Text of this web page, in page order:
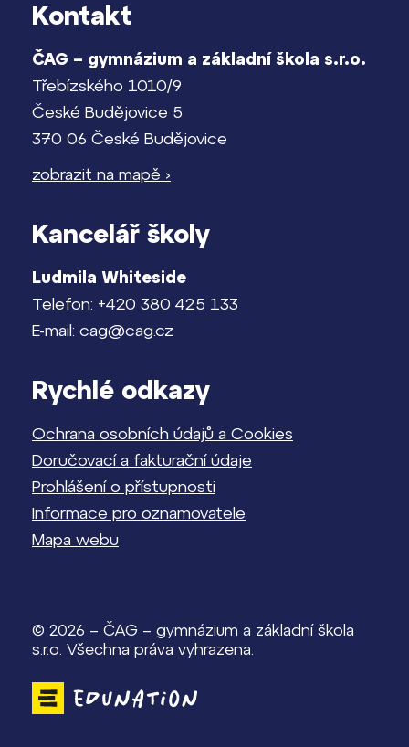
Kontakt
ČAG – gymnázium a základní škola s.r.o.
Třebízského 1010/9
České Budějovice 5
370 06 České Budějovice
zobrazit na mapě ›
Kancelář školy
Ludmila Whiteside
Telefon: +420 380 425 133
E-mail: cag@cag.cz
Rychlé odkazy
Ochrana osobních údajů a Cookies
Doručovací a fakturační údaje
Prohlášení o přístupnosti
Informace pro oznamovatele
Mapa webu
© 2026 – ČAG – gymnázium a základní škola
s.r.o. Všechna práva vyhrazena.